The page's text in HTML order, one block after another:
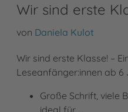
Wir sind erste
von Daniela Kulot
Wir sind erste Klasse! –
Leseanfänger:innen ab 6
Große Schrift, viele